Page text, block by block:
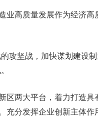
高质量发展作为经济高
坚战，加快谋划建设制
两大平台，着力打造具
分发挥企业创新主体作